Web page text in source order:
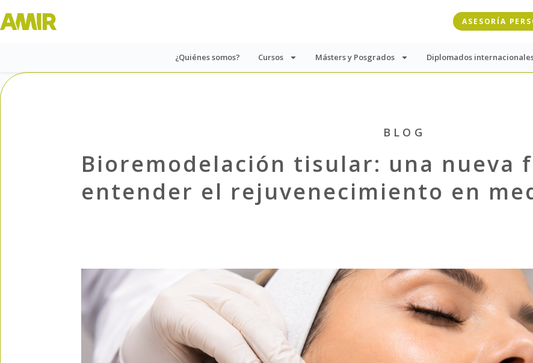
ASESORÍA
¿Quiénes somos? Cursos Másters y Posgrados Diplomados
BLOG
Bioremodelación tisular: una nueva
entender el rejuvenecimiento en